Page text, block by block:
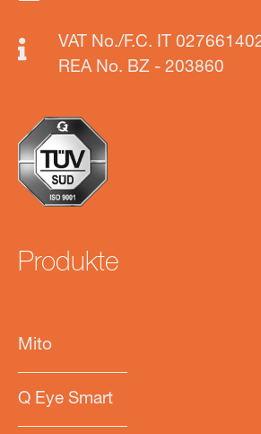
VAT No./F.C. IT
REA No. BZ - 203860
Produkte
Mito
Q Eye Smart